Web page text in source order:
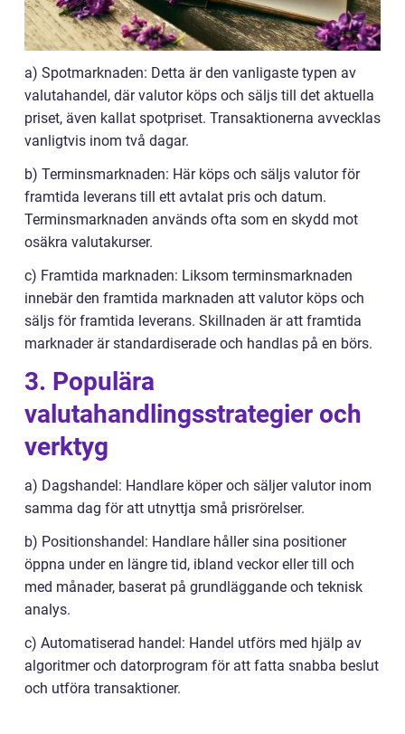
a) Spotmarknaden: Detta är den vanligaste typen av
valutahandel, där valutor köps och säljs till det aktuella
priset, även kallat spotpriset. Transaktionerna avvecklas
vanligtvis inom två dagar.
b) Terminsmarknaden: Här köps och säljs valutor för
framtida leverans till ett avtalat pris och datum.
Terminsmarknaden används ofta som en skydd mot
osäkra valutakurser.
c) Framtida marknaden: Liksom terminsmarknaden
innebär den framtida marknaden att valutor köps och
säljs för framtida leverans. Skillnaden är att framtida
marknader är standardiserade och handlas på en börs.
3. Populära
valutahandlingsstrategier och
verktyg
a) Dagshandel: Handlare köper och säljer valutor inom
samma dag för att utnyttja små prisrörelser.
b) Positionshandel: Handlare håller sina positioner
öppna under en längre tid, ibland veckor eller till och
med månader, baserat på grundläggande och teknisk
analys.
c) Automatiserad handel: Handel utförs med hjälp av
algoritmer och datorprogram för att fatta snabba beslut
och utföra transaktioner.